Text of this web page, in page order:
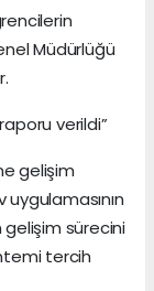
Müdürlüğü
verildi”
gelişim
uygulamasının
gelişim sürecini
tercih